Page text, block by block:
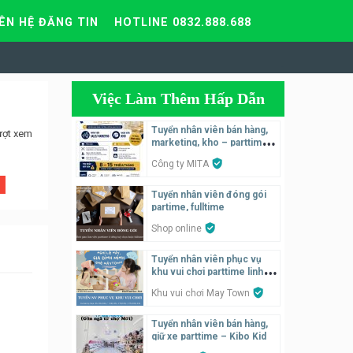
HỆ ĐĂNG TIN HOTLINE 0832.888.688
xem
Việc Làm Thêm Hấp Dẫn
Tuyển nhân viên bán hàng,
marketing, kho – parttime,
Công ty MITA
Tuyển nhân viên đóng gói
partime, fulltime
Shop online
Tuyển nhân viên phục vụ
khu vui chơi parttime linh
Khu vui chơi May Town
Tuyển nhân viên bán hàng,
giữ xe parttime – Kibo Kid